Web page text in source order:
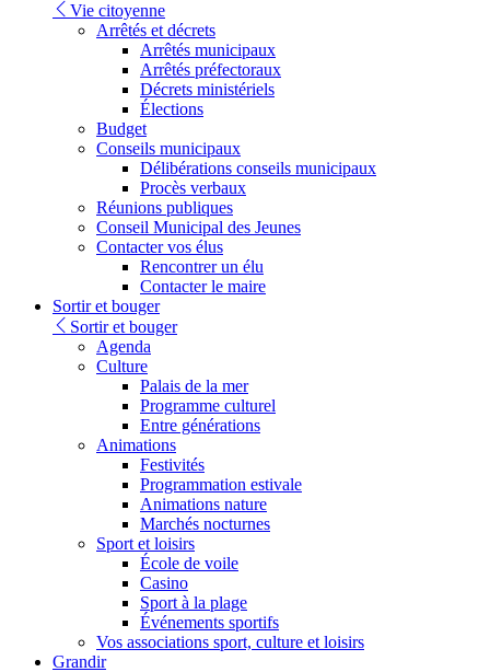
Vie citoyenne
Arrêtés et décrets
Arrêtés municipaux
Arrêtés préfectoraux
Décrets ministériels
Élections
Budget
Conseils municipaux
Délibérations conseils municipaux
Procès verbaux
Réunions publiques
Conseil Municipal des Jeunes
Contacter vos élus
Rencontrer un élu
Contacter le maire
Sortir et bouger
Sortir et bouger
Agenda
Culture
Palais de la mer
Programme culturel
Entre générations
Animations
Festivités
Programmation estivale
Animations nature
Marchés nocturnes
Sport et loisirs
École de voile
Casino
Sport à la plage
Événements sportifs
Vos associations sport, culture et loisirs
Grandir